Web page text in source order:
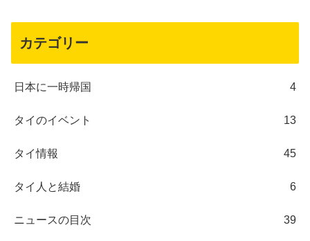
カテゴリー
日本に一時帰国 4
タイのイベント 13
タイ情報 45
タイ人と結婚 6
ニュースの目次 39